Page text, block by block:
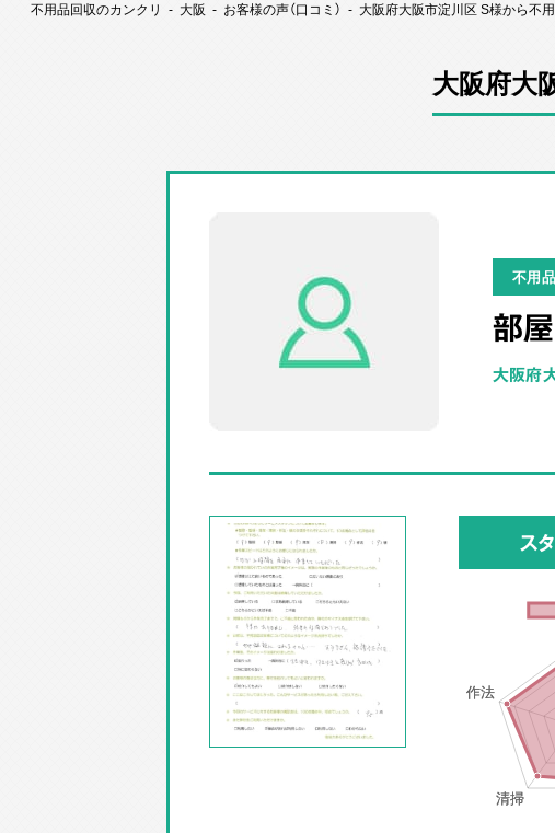
不用品回収のカンクリ 大阪 お客様の声（口コミ） 大阪府大阪市淀川区 S様から不
大阪府大
不用
部
大阪府
ス